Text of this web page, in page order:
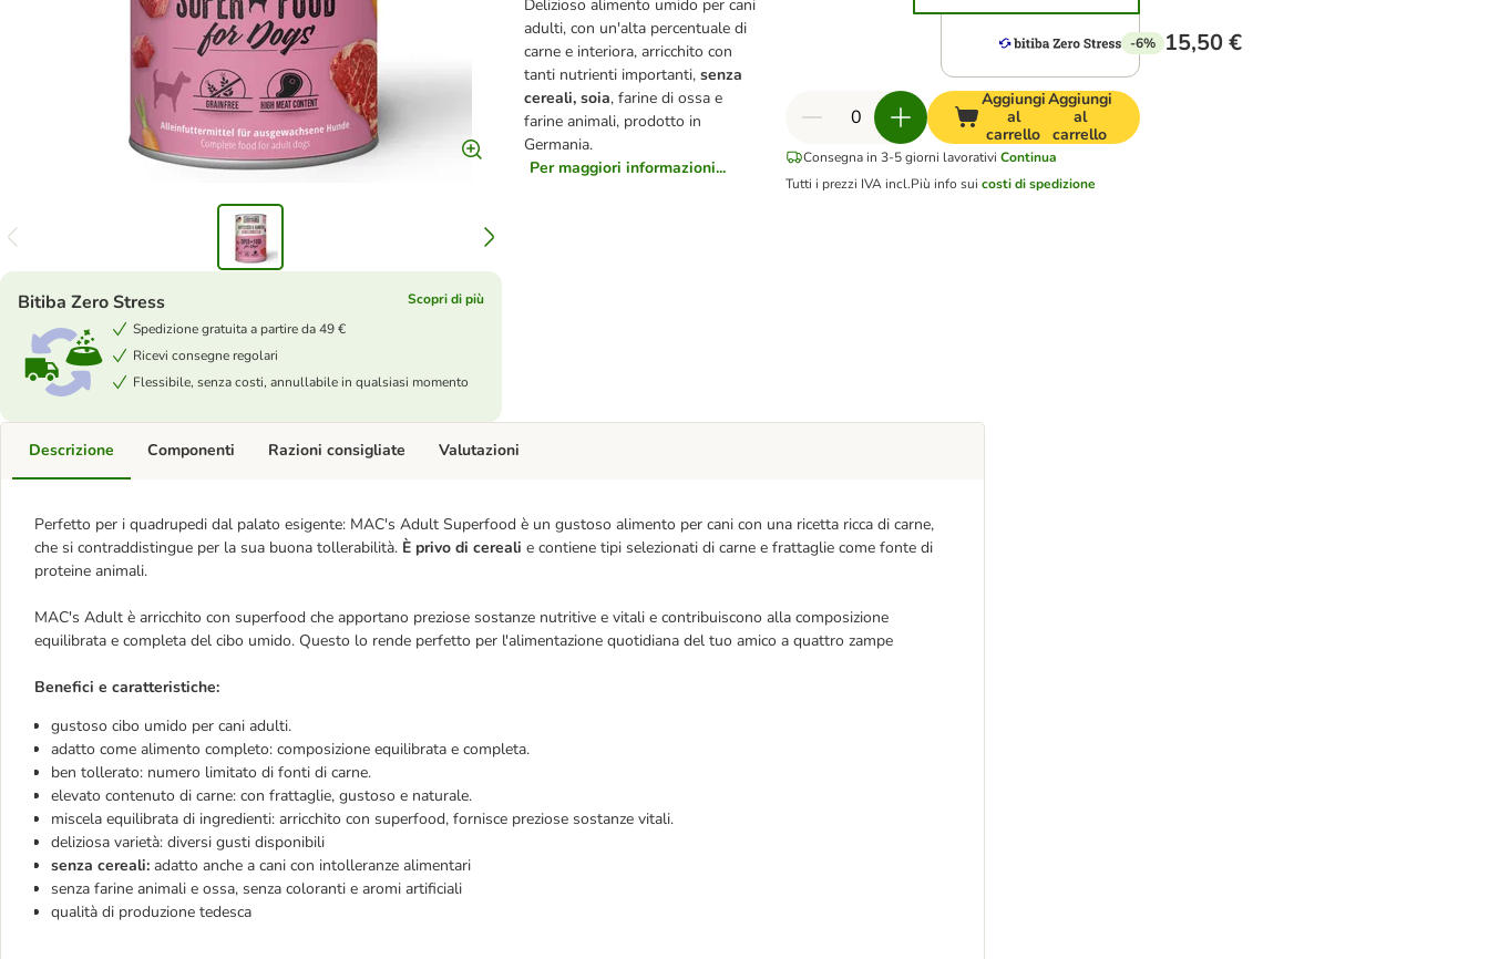
Delizioso alimento umido per cani
adulti, con un'alta percentuale di
carne e interiora, arricchito con
tanti nutrienti importanti, senza
cereali, soia, farine di ossa e
farine animali, prodotto in
Germania.
Per maggiori informazioni...
Bitiba Zero Stress
Scopri di più
Spedizione gratuita a partire da 49 €
Ricevi consegne regolari
Flessibile, senza costi, annullabile in qualsiasi momento
-6% 15,50 €
Aggiungi
al
carrello
Aggiungi
al
carrello
Consegna in 3-5 giorni lavorativi Continua
Tutti i prezzi IVA incl.Più info sui costi di spedizione
Descrizione
Perfetto per i quadrupedi dal palato esigente: MAC's Adult Superfood è un gustoso alimento per cani con una ricetta ricca di carne,
che si contraddistingue per la sua buona tollerabilità. È privo di cereali e contiene tipi selezionati di carne e frattaglie come fonte di
proteine animali.
MAC's Adult è arricchito con superfood che apportano preziose sostanze nutritive e vitali e contribuiscono alla composizione
equilibrata e completa del cibo umido. Questo lo rende perfetto per l'alimentazione quotidiana del tuo amico a quattro zampe
Benefici e caratteristiche:
gustoso cibo umido per cani adulti.
adatto come alimento completo: composizione equilibrata e completa.
ben tollerato: numero limitato di fonti di carne.
elevato contenuto di carne: con frattaglie, gustoso e naturale.
miscela equilibrata di ingredienti: arricchito con superfood, fornisce preziose sostanze vitali.
deliziosa varietà: diversi gusti disponibili
senza cereali: adatto anche a cani con intolleranze alimentari
senza farine animali e ossa, senza coloranti e aromi artificiali
qualità di produzione tedesca
Componenti Razioni consigliate Valutazioni